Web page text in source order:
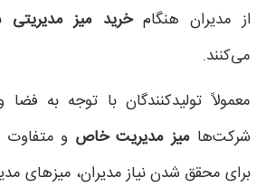
از مدیران هنگامخرید میز مدیریتی
می‌کنند.
معمولاً تولیدکنندگان با توجه به
شرکت‌هامیز مدیریت خاص و متفاوت
برای محقق شدن نیاز مدیران، میزهای